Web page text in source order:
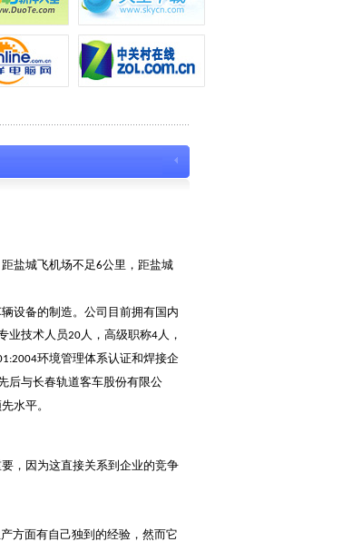
盐城飞机场不足6公里，距盐城
设备的制造。公司目前拥有国内
业技术人员20人，高级职称4人，
环境管理体系认证和焊接企
后与长春轨道客车股份有限公
水平。
，因为这直接关系到企业的竞争
方面有自己独到的经验，然而它